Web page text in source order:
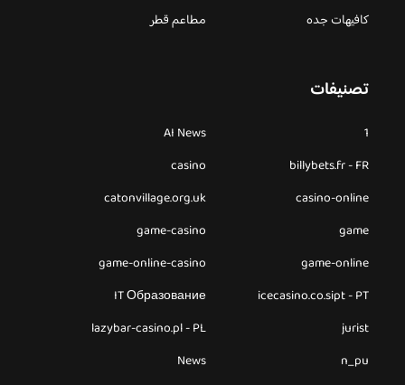
كافيهات جده
مطاعم قطر
تصنيفات
1
AI News
billybets.fr - FR
casino
casino-online
catonvillage.org.uk
game
game-casino
game-online
game-online-casino
icecasino.co.sipt - PT
IT Образование
jurist
lazybar-casino.pl - PL
n_pu
News